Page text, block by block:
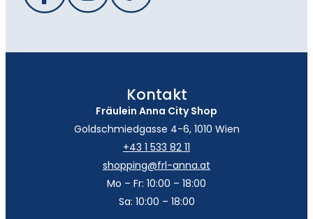
Kontakt
Fräulein Anna City Shop
Goldschmiedgasse 4-6, 1010 Wien
+43 1 533 82 11
shopping@frl-anna.at
Mo – Fr: 10:00 – 18:00
Sa: 10:00 – 18:00